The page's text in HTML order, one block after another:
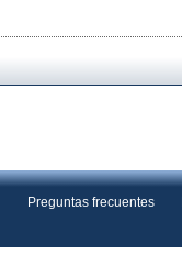
Preguntas frecuentes